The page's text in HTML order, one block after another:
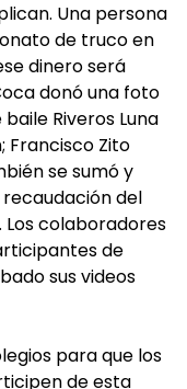
Una persona
de truco en
dinero será
donó una foto
Riveros Luna
Francisco Zito
se sumó y
del
colaboradores
de
sus videos
para que los
de esta